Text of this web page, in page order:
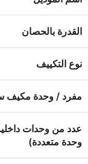
القدرة بالحصان
نوع التكييف
مفرد / وحدة مكيف
عدد من وحدات
وحدة متعددة)